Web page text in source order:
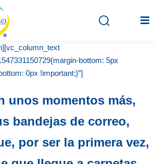
Inicio
En vivo
Grabados
Registro
bottom: 5px
0px !important;}”]
unos momentos más,
bandejas de correo,
por ser la primera vez,